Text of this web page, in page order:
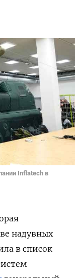
Inflatech в
надувных
в список